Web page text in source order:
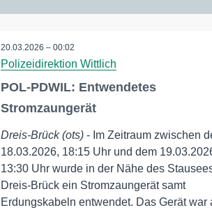
20.03.2026 – 00:02
Polizeidirektion Wittlich
POL-PDWIL: Entwendetes
Stromzaungerät
Dreis-Brück (ots) - Im Zeitraum zwischen
18.03.2026, 18:15 Uhr und dem
13:30 Uhr wurde in der Nähe des
Dreis-Brück ein Stromzaungerät samt
Erdungskabeln entwendet. Das Gerät war